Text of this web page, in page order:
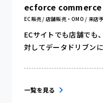
ecforce
EC販売 / 店舗販売・OMO / 来店
ECサイトでも店舗でも
対してデータドリブン
一覧を見る